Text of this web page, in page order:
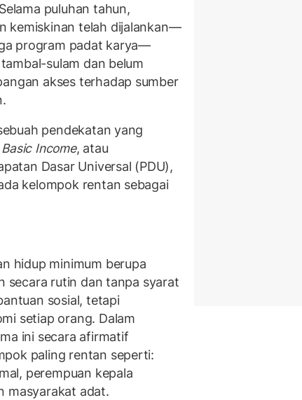
puluhan tahun,
kemiskinan telah dijalankan—
program padat karya—
sulam dan belum
akses terhadap sumber
pendekatan yang
Income, atau
Dasar Universal (PDU),
kelompok rentan sebagai
hidup minimum berupa
secara rutin dan tanpa syarat
sosial, tetapi
setiap orang. Dalam
ini secara afirmatif
paling rentan seperti:
perempuan kepala
masyarakat adat.